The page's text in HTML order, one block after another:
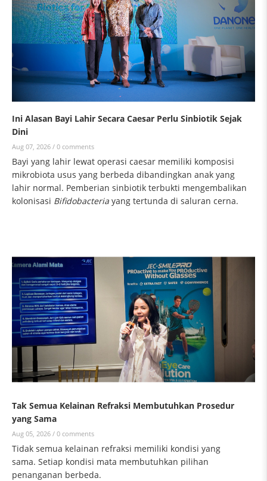
Ini Alasan Bayi Lahir Secara Caesar Perlu Sinbiotik Sejak
Dini
Aug 07, 2026 / 0 comments
Bayi yang lahir lewat operasi caesar memiliki komposisi
mikrobiota usus yang berbeda dibandingkan anak yang
lahir normal. Pemberian sinbiotik terbukti mengembalikan
kolonisasi Bifidobacteria yang tertunda di saluran cerna.
Tak Semua Kelainan Refraksi Membutuhkan Prosedur
yang Sama
Aug 05, 2026 / 0 comments
Tidak semua kelainan refraksi memiliki kondisi yang
sama. Setiap kondisi mata membutuhkan pilihan
penanganan berbeda.